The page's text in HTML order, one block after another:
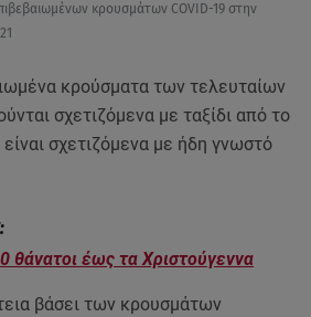
κρουσμάτων COVID-19 στην
κρούσματα των τελευταίων
σχετιζόμενα με ταξίδι από το
σχετιζόμενα με ήδη γνωστό
θάνατοι έως τα Χριστούγεννα
βάσει των κρουσμάτων